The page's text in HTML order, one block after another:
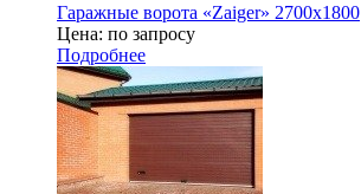
Гаражные ворота «Zaiger» 2700х1800
Цена: по запросу
Подробнее